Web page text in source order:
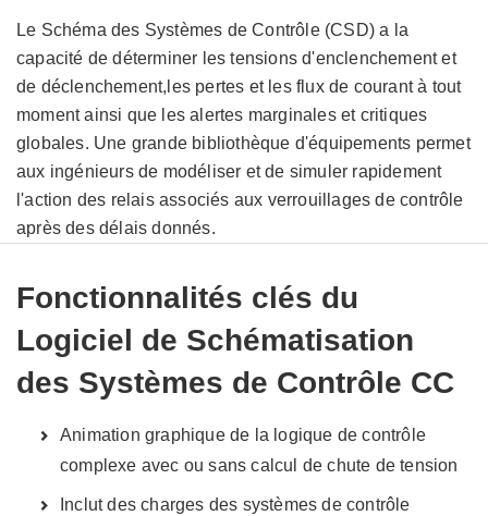
Le Schéma des Systèmes de Contrôle (CSD) a la
capacité de déterminer les tensions d'enclenchement et
de déclenchement,les pertes et les flux de courant à tout
moment ainsi que les alertes marginales et critiques
globales. Une grande bibliothèque d'équipements permet
aux ingénieurs de modéliser et de simuler rapidement
l'action des relais associés aux verrouillages de contrôle
après des délais donnés.
Fonctionnalités clés du
Logiciel de Schématisation
des Systèmes de Contrôle CC
Animation graphique de la logique de contrôle
complexe avec ou sans calcul de chute de tension
Inclut des charges des systèmes de contrôle